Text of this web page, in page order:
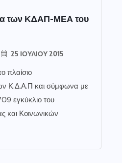
των ΚΔΑΠ-ΜΕΑ του
25 ΙΟΥΛΊΟΥ 2015
πλαίσιο
Κ.Δ.Α.Π και σύμφωνα με
εγκύκλιο του
και Κοινωνικών